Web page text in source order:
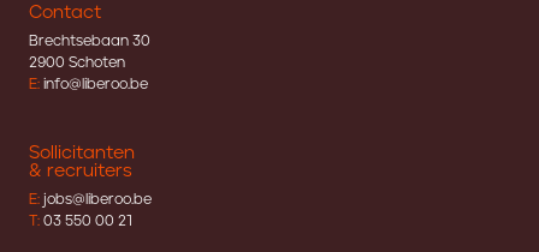
Contact
Brechtsebaan 30
2900 Schoten
E: info@liberoo.be
Sollicitanten
& recruiters
E: jobs@liberoo.be
T: 03 550 00 21